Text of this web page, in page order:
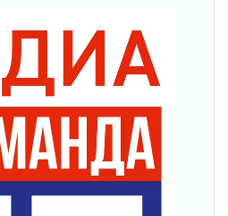
и кошелька
производительность